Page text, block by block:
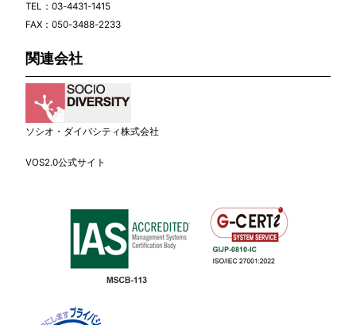
TEL： 03-4431-1415
FAX：050-3488-2233
関連会社
ソシオ・ダイバシティ株式会社
VOS2.0公式サイト